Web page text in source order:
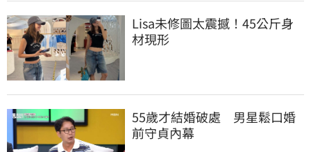
Lisa未修圖太震撼！45公斤身
材現形
55歲才結婚破處　男星鬆口婚
前守貞內幕